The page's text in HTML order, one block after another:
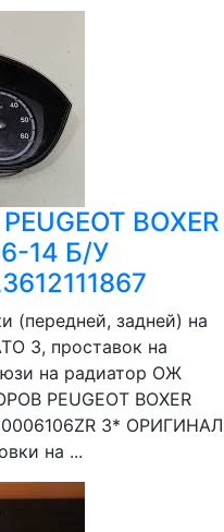
BOXER
14 Б/У
(передней, задней) на
3, проставок на
на радиатор ОЖ
PEUGEOT BOXER
3* ОРИГИНАЛ
на ...